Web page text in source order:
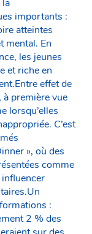
la
importants :
atteintes
mental. En
les jeunes
et riche en
effet de
première vue
lorsqu’elles
C’est
», où des
comme
:
2 % des